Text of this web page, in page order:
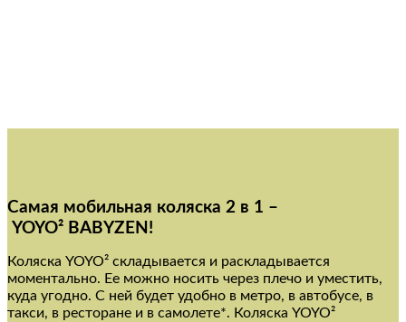
Cамая мобильная коляска 2 в 1 –
YOYO² BABYZEN!
Коляска YOYO² складывается и раскладывается
моментально. Ее можно носить через плечо и уместить,
куда угодно. С ней будет удобно в метро, в автобусе, в
такси, в ресторане и в самолете*. Коляска YOYO²